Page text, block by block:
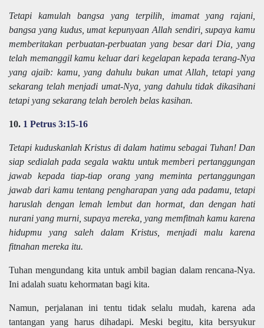
Tetapi kamulah bangsa yang terpilih, imamat yang rajani,
bangsa yang kudus, umat kepunyaan Allah sendiri, supaya kamu
memberitakan perbuatan-perbuatan yang besar dari Dia, yang
telah memanggil kamu keluar dari kegelapan kepada terang-Nya
yang ajaib: kamu, yang dahulu bukan umat Allah, tetapi yang
sekarang telah menjadi umat-Nya, yang dahulu tidak dikasihani
tetapi yang sekarang telah beroleh belas kasihan.
10. 1 Petrus 3:15-16
Tetapi kuduskanlah Kristus di dalam hatimu sebagai Tuhan! Dan
siap sedialah pada segala waktu untuk memberi pertanggungan
jawab kepada tiap-tiap orang yang meminta pertanggungan
jawab dari kamu tentang pengharapan yang ada padamu, tetapi
haruslah dengan lemah lembut dan hormat, dan dengan hati
nurani yang murni, supaya mereka, yang memfitnah kamu karena
hidupmu yang saleh dalam Kristus, menjadi malu karena
fitnahan mereka itu.
Tuhan mengundang kita untuk ambil bagian dalam rencana-Nya.
Ini adalah suatu kehormatan bagi kita.
Namun, perjalanan ini tentu tidak selalu mudah, karena ada
tantangan yang harus dihadapi. Meski begitu, kita bersyukur